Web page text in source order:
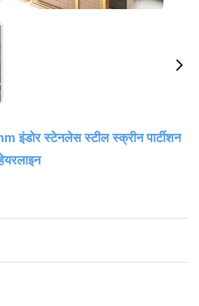
इंडोर स्टेनलेस स्टील स्क्रीन पार्टीशन